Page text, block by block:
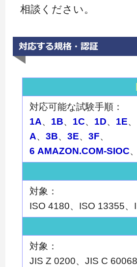
相談ください。
対応可能な試験手順：
1A、 1B、 1C、 1D、 1E、
A、 3B、 3E、 3F、
6 AMAZON.COM-SIOC
対象：
ISO 4180、ISO 13355、
対象：
JIS Z 0200、JIS C